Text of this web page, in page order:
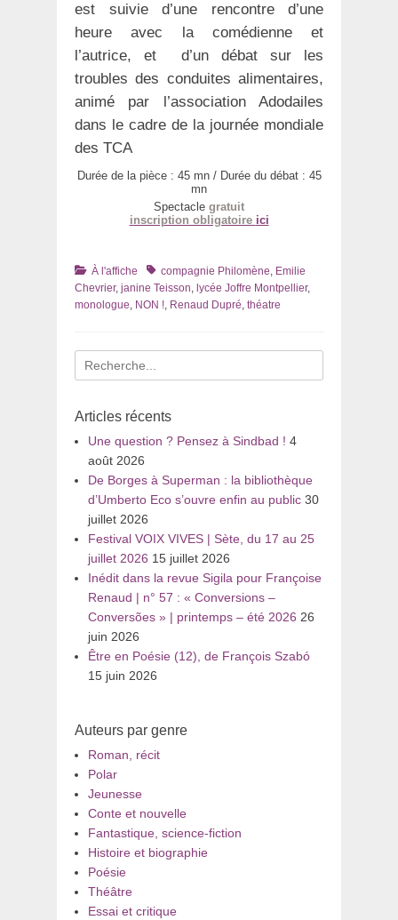
est suivie d’une rencontre d’une
heure avec la comédienne et
l’autrice, et d’un débat sur les
troubles des conduites alimentaires,
animé par l’association Adodailes
dans le cadre de la journée mondiale
des TCA
Durée de la pièce : 45 mn / Durée du débat : 45
mn
Spectacle gratuit
inscription obligatoire ici
Catégories
À l'affiche Tagscompagnie Philomène, Emilie
Chevrier, janine Teisson, lycée Joffre Montpellier,
monologue, NON !, Renaud Dupré, théatre
Recherche
pour
Articles récents
Une question ? Pensez à Sindbad ! 4
août 2026
De Borges à Superman : la bibliothèque
d’Umberto Eco s’ouvre enfin au public 30
juillet 2026
Festival VOIX VIVES | Sète, du 17 au 25
juillet 2026 15 juillet 2026
Inédit dans la revue Sigila pour Françoise
Renaud | n° 57 : « Conversions –
Conversões » | printemps – été 2026 26
juin 2026
Être en Poésie (12), de François Szabó
15 juin 2026
Auteurs par genre
Roman, récit
Polar
Jeunesse
Conte et nouvelle
Fantastique, science-fiction
Histoire et biographie
Poésie
Théâtre
Essai et critique